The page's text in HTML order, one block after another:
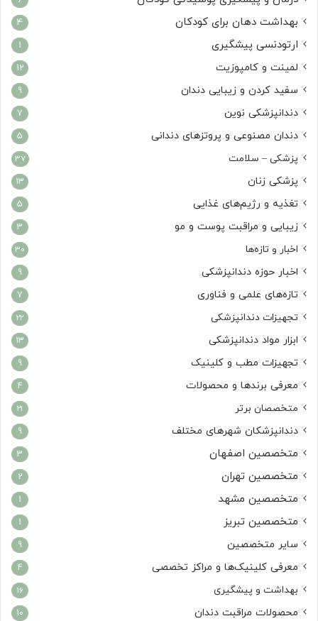
بهداشت دهان برای کودکان 4
ارتودنسی پیشگیری 1
لمینت و کامپوزیت 12
سفید کردن و زیبایی دندان 9
دندانپزشکی نوین 7
دندان مصنوعی و پروتزهای دندانی 5
پزشکی – سلامت 37
پزشکی زنان 13
تغذیه و رژیم‌های غذایی 5
زیبایی و مراقبت پوست و مو 3
اخبار و تازه‌ها 30
اخبار حوزه دندانپزشکی 9
تازه‌های علمی و فناوری 7
تجهیزات دندانپزشکی 22
ابزار مواد دندانپزشکی 13
تجهیزات مطب و کلینیک 9
معرفی برندها و محصولات 4
متخصصان برتر 21
دندانپزشکان شهرهای مختلف 9
متخصصین اصفهان 3
متخصصین تهران 2
متخصصین مشهد 1
متخصصین تبریز 1
سایر متخصصین 9
معرفی کلینیک‌ها و مراکز تخصصی 4
بهداشت و پیشگیری 16
محصولات مراقبت دندان 10